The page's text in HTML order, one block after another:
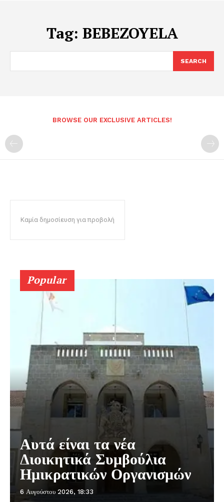
Tag: BEBEZOYELA
SEARCH
BROWSE OUR EXCLUSIVE ARTICLES!
Καμία δημοσίευση για προβολή
Popular
Αυτά είναι τα νέα
Διοικητικά Συμβούλια
Ημικρατικών Οργανισμών
6 Αυγούστου 2026, 18:33